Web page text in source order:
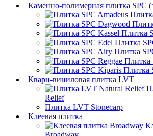
Каменно-полимерная плитка SPC
Плитка
Плитка
Плитка
Плитка
Плитка
Кварц-виниловая плитка LVT
Relief
Плитка LVT Stonecarp
Клеевая плитка